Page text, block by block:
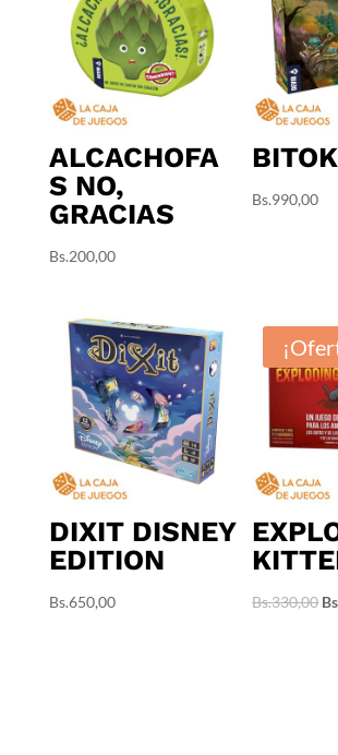
ALCACHOFA
S NO,
GRACIAS
Bs.200,00
Bs.990,00
DIXIT DISNEY
EDITION
Bs.650,00 Bs.330,00 El